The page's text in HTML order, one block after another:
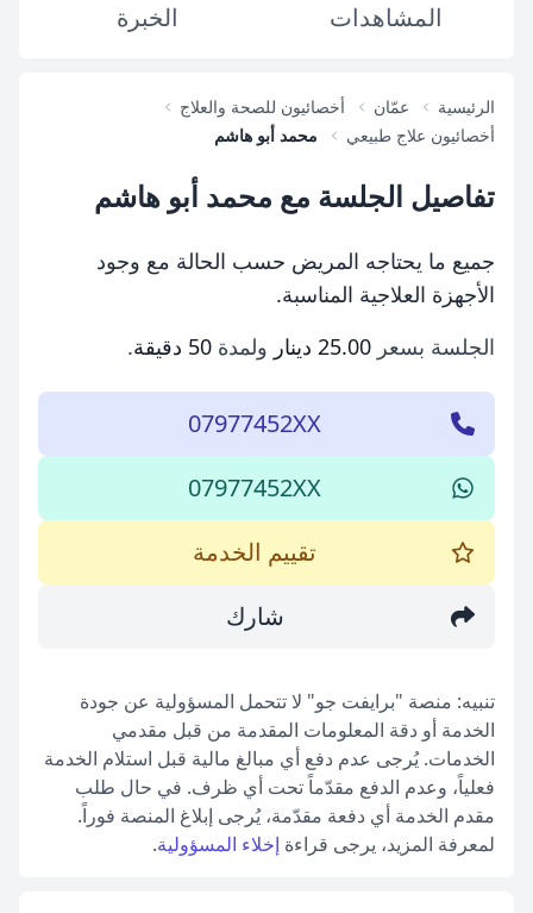
المشاهدات الخبرة
الرئيسية عمّان
أخصائيون للصحة والعلاج
أخصائيون علاج طبيعي
محمد أبو هاشم
تفاصيل الجلسة مع محمد أبو هاشم
جميع ما يحتاجه المريض حسب الحالة مع وجود
الأجهزة العلاجية المناسبة.
الجلسة بسعر 25.00 دينار ولمدة 50 دقيقة .
07977452XX
07977452XX
تقييم الخدمة
شارك
تنبيه: منصة "برايفت جو" لا تتحمل المسؤولية عن جودة
الخدمة أو دقة المعلومات المقدمة من قبل مقدمي
الخدمات. يُرجى عدم دفع أي مبالغ مالية قبل استلام الخدمة
فعلياً، وعدم الدفع مقدّماً تحت أي ظرف. في حال طلب
مقدم الخدمة أي دفعة مقدّمة، يُرجى إبلاغ المنصة فوراً.
لمعرفة المزيد، يرجى قراءة إخلاء المسؤولية.